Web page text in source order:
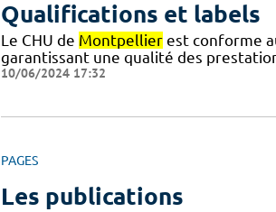
Qualifications et labels
Le CHU de Montpellierest conforme
garantissant une qualité des
10/06/2024 17:32
PAGES
Les publications